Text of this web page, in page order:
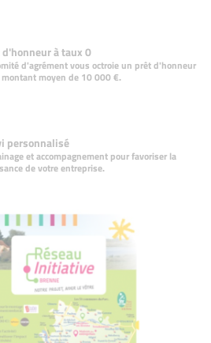
d'honneur à taux 0
d'agrément vous octroie un prêt d'honneur
moyen de 10 000 €.
personnalisé
et accompagnement pour favoriser la
de votre entreprise.